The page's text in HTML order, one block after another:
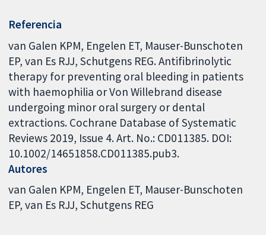
Referencia
van Galen KPM, Engelen ET, Mauser-Bunschoten
EP, van Es RJJ, Schutgens REG. Antifibrinolytic
therapy for preventing oral bleeding in patients
with haemophilia or Von Willebrand disease
undergoing minor oral surgery or dental
extractions. Cochrane Database of Systematic
Reviews 2019, Issue 4. Art. No.: CD011385. DOI:
10.1002/14651858.CD011385.pub3.
Autores
van Galen KPM Engelen ET Mauser-Bunschoten
EP van Es RJJ Schutgens REG